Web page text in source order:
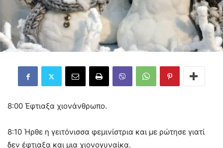
8:00 Έφτιαξα χιονάνθρωπο.
8:10 Ήρθε η γειτόνισσα φεμινίστρια και με ρώτησε γιατί
δεν έφτιαξα και μια χιονογυναίκα.